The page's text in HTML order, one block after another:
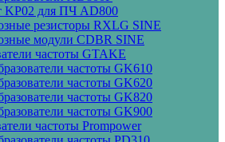
KP02 для ПЧ AD800
резисторы RXLG SINE
модули CDBR SINE
частоты GTAKE
частоты GK610
частоты GK620
частоты GK820
частоты GK900
частоты Prompower